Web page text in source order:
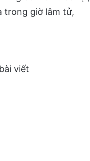
trong giờ lâm tử,
viết